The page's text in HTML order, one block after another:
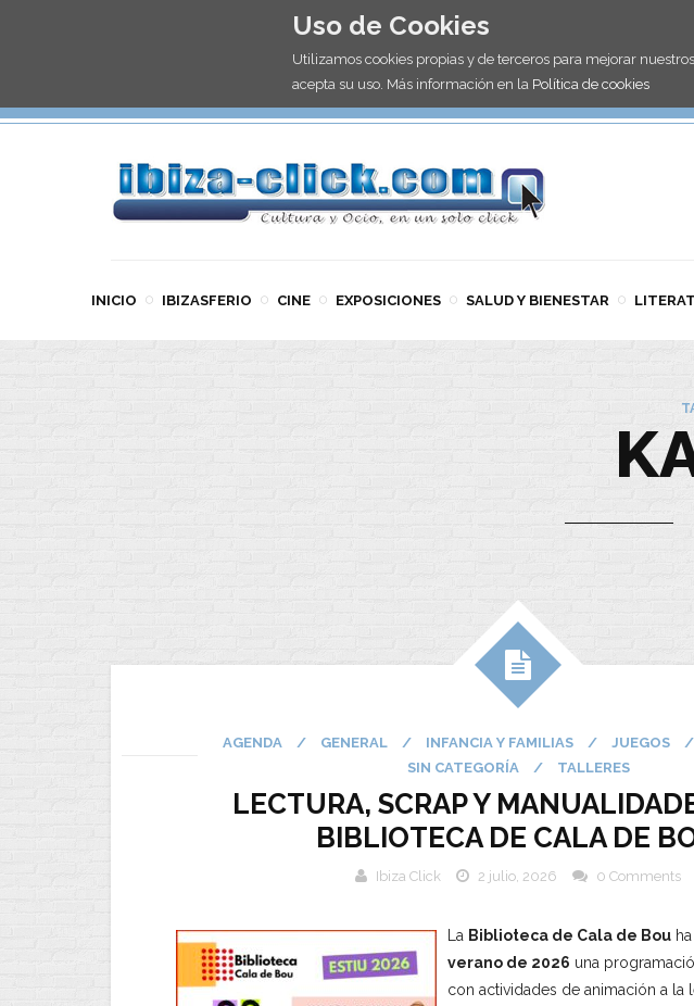
Uso de Cookies
Utilizamos cookies propias y de terceros para mejorar
acepta su uso. Más información en la Política de cookies
INICIO IBIZASFERIO CINE EXPOSICIONES SALUD Y BIENESTAR
AGENDA / GENERAL / INFANCIA Y FAMILIAS / JUEGOS /
SIN CATEGORÍA
/ TALLERES
LECTURA, SCRAP Y
BIBLIOTECA DE CALA DE
Ibiza Click 2 julio, 2026 0 Comments
La Biblioteca de Cala de Bou
verano de 2026 una
con actividades de animación a la